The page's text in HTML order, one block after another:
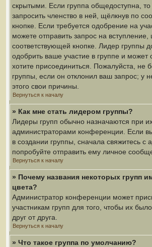
скрытыми. Если группа общедоступна,
запросить членство в ней, щёлкнув по
кнопке. Если требуется одобрение на
можете отправить запрос на
соответствующей кнопке. Лидер группы
одобрить ваше участие в группе и может
хотите присоединиться. Пожалуйста, не
группы, если он отклонил ваш запрос; у
этого свои причины.
Вернуться к началу
» Как мне стать лидером группы?
Лидеры групп обычно назначаются при
администраторами конференции. Если
в создании группы, сначала свяжитесь с
попробуйте отправить ему личное
Вернуться к началу
» Почему названия некоторых групп
цвета?
Администратор конференции может
участникам групп для того, чтобы их
друг от друга.
Вернуться к началу
» Что такое группа по умолчанию?